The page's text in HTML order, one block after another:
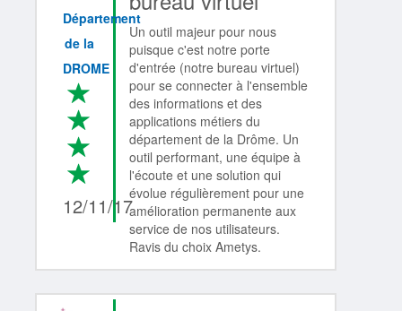
Département
de la
DROME
12/11/17
Un outil majeur pour nous
puisque c'est notre porte
d'entrée (notre bureau virtuel)
pour se connecter à l'ensemble
des informations et des
applications métiers du
département de la Drôme. Un
outil performant, une équipe à
l'écoute et une solution qui
évolue régulièrement pour une
amélioration permanente aux
service de nos utilisateurs.
Ravis du choix Ametys.